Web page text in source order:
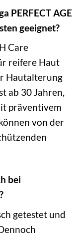
PERFECT AGE
geeignet?
Care
reifere Haut
Hautalterung
ab 30 Jahren,
präventivem
von der
bei
getestet und